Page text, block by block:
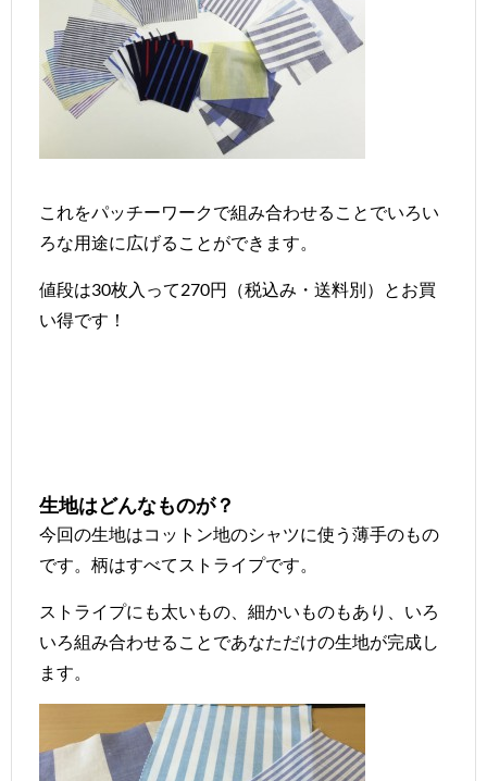
これをパッチーワークで組み合わせることでいろい
ろな用途に広げることができます。
値段は30枚入って270円（税込み・送料別）とお買
い得です！
生地はどんなものが？
今回の生地はコットン地のシャツに使う薄手のもの
です。柄はすべてストライプです。
ストライプにも太いもの、細かいものもあり、いろ
いろ組み合わせることであなただけの生地が完成し
ます。